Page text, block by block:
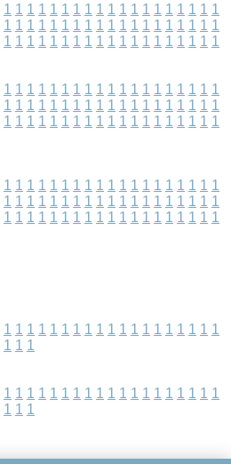
1 1 1 1 1 1 1 1 1 1 1 1 1 1 1 1 1 1 1
1 1 1 1 1 1 1 1 1 1 1 1 1 1 1 1 1 1 1
1 1 1 1 1 1 1 1 1 1 1 1 1 1 1 1 1 1 1
1 1 1 1 1 1 1 1 1 1 1 1 1 1 1 1 1 1 1
1 1 1 1 1 1 1 1 1 1 1 1 1 1 1 1 1 1 1
1 1 1 1 1 1 1 1 1 1 1 1 1 1 1 1 1 1 1
1 1 1 1 1 1 1 1 1 1 1 1 1 1 1 1 1 1 1
1 1 1 1 1 1 1 1 1 1 1 1 1 1 1 1 1 1 1
1 1 1 1 1 1 1 1 1 1 1 1 1 1 1 1 1 1 1
1 1 1 1 1 1 1 1 1 1 1 1 1 1 1 1 1 1 1
1 1 1
1 1 1 1 1 1 1 1 1 1 1 1 1 1 1 1 1 1 1
1 1 1